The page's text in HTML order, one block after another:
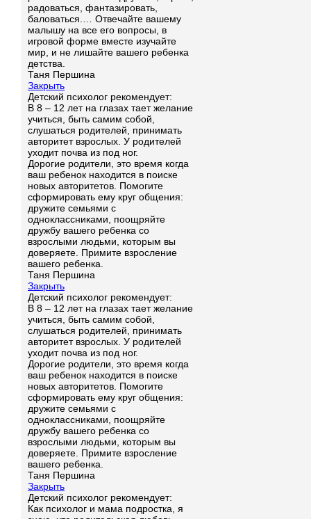
радоваться, фантазировать,
баловаться.… Отвечайте вашему
малышу на все его вопросы, в
игровой форме вместе изучайте
мир, и не лишайте вашего ребенка
детства.
Таня Першина
Закрыть
Детский психолог рекомендует:
В 8 – 12 лет на глазах тает желание
учиться, быть самим собой,
слушаться родителей, принимать
авторитет взрослых. У родителей
уходит почва из под ног.
Дорогие родители, это время когда
ваш ребенок находится в поиске
новых авторитетов. Помогите
сформировать ему круг общения:
дружите семьями с
одноклассниками, поощряйте
дружбу вашего ребенка со
взрослыми людьми, которым вы
доверяете. Примите взросление
вашего ребенка.
Таня Першина
Закрыть
Детский психолог рекомендует:
В 8 – 12 лет на глазах тает желание
учиться, быть самим собой,
слушаться родителей, принимать
авторитет взрослых. У родителей
уходит почва из под ног.
Дорогие родители, это время когда
ваш ребенок находится в поиске
новых авторитетов. Помогите
сформировать ему круг общения:
дружите семьями с
одноклассниками, поощряйте
дружбу вашего ребенка со
взрослыми людьми, которым вы
доверяете. Примите взросление
вашего ребенка.
Таня Першина
Закрыть
Детский психолог рекомендует:
Как психолог и мама подростка, я